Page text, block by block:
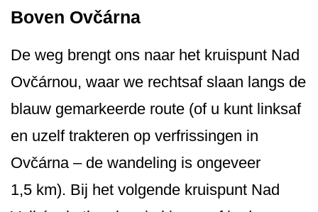
Boven Ovčárna
De weg brengt ons naar het kruispunt Nad
Ovčárnou, waar we rechtsaf slaan langs de
blauw gemarkeerde route (of u kunt linksaf
en uzelf trakteren op verfrissingen in
Ovčárna – de wandeling is ongeveer
1,5 km). Bij het volgende kruispunt Nad